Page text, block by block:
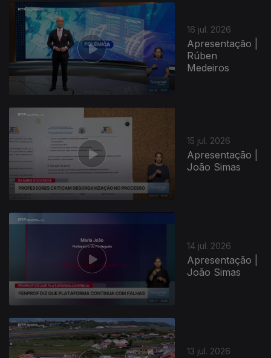
16 jul. 2026
Apresentação |
Rúben
Medeiros
15 jul. 2026
Apresentação |
João Simas
14 jul. 2026
Apresentação |
João Simas
13 jul. 2026
942497